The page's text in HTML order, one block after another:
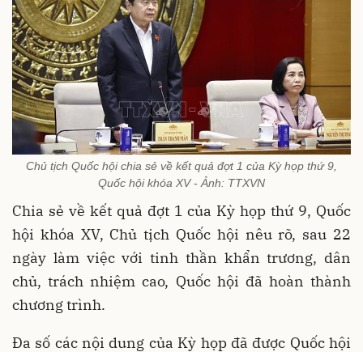
Chủ tịch Quốc hội chia sẻ về kết quả đợt 1 của Kỳ họp thứ 9,
Quốc hội khóa XV - Ảnh: TTXVN
Chia sẻ về kết quả đợt 1 của Kỳ họp thứ 9, Quốc
hội khóa XV, Chủ tịch Quốc hội nêu rõ, sau 22
ngày làm việc với tinh thần khẩn trương, dân
chủ, trách nhiệm cao, Quốc hội đã hoàn thành
chương trình.
Đa số các nội dung của Kỳ họp đã được Quốc hội